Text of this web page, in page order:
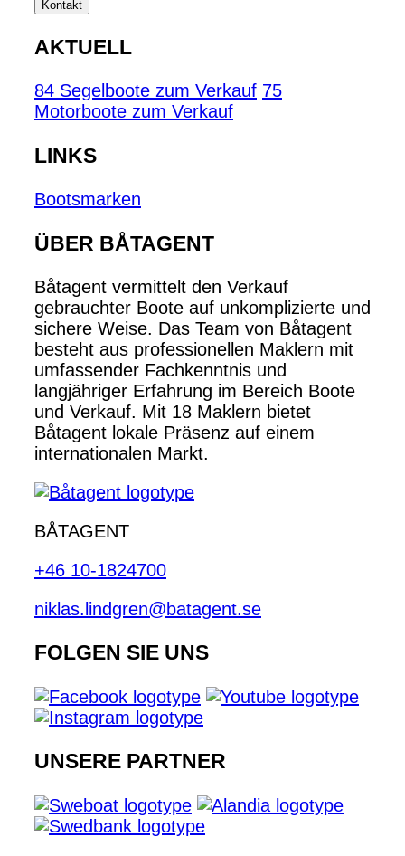
Kontakt
AKTUELL
84 Segelboote zum Verkauf 75
Motorboote zum Verkauf
LINKS
Bootsmarken
ÜBER BÅTAGENT
Båtagent vermittelt den Verkauf
gebrauchter Boote auf unkomplizierte und
sichere Weise. Das Team von Båtagent
besteht aus professionellen Maklern mit
umfassender Fachkenntnis und
langjähriger Erfahrung im Bereich Boote
und Verkauf. Mit 18 Maklern bietet
Båtagent lokale Präsenz auf einem
internationalen Markt.
BÅTAGENT
+46 10-1824700
niklas.lindgren@batagent.se
FOLGEN SIE UNS
UNSERE PARTNER